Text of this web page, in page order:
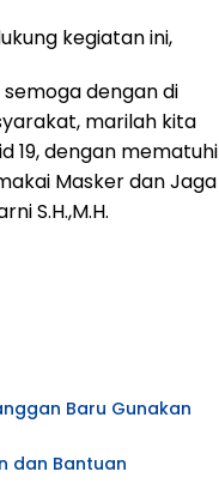
kegiatan ini,
semoga dengan di
marilah kita
19, dengan mematuhi
Masker dan Jaga
S.H.,M.H.
Baru Gunakan
dan Bantuan